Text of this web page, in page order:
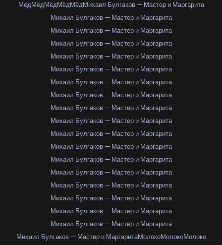
МёдМёдМёдМёдМёдМихаил Булгаков — Мастер и Маргарита
Михаил Булгаков — Мастер и Маргарита
Михаил Булгаков — Мастер и Маргарита
Михаил Булгаков — Мастер и Маргарита
Михаил Булгаков — Мастер и Маргарита
Михаил Булгаков — Мастер и Маргарита
Михаил Булгаков — Мастер и Маргарита
Михаил Булгаков — Мастер и Маргарита
Михаил Булгаков — Мастер и Маргарита
Михаил Булгаков — Мастер и Маргарита
Михаил Булгаков — Мастер и Маргарита
Михаил Булгаков — Мастер и Маргарита
Михаил Булгаков — Мастер и Маргарита
Михаил Булгаков — Мастер и Маргарита
Михаил Булгаков — Мастер и Маргарита
Михаил Булгаков — Мастер и Маргарита
Михаил Булгаков — Мастер и Маргарита
Михаил Булгаков — Мастер и Маргарита
Михаил Булгаков — Мастер и МаргаритаМолокоМолокоМолоко